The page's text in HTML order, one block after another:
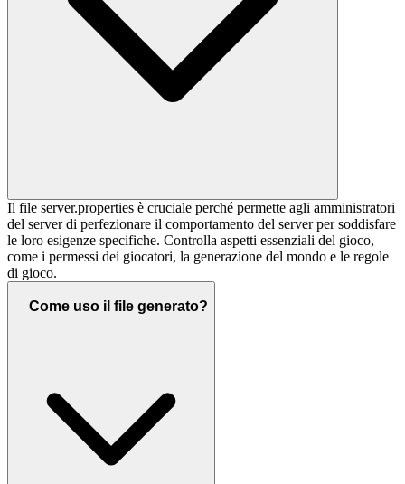
Il file server.properties è cruciale perché permette agli amministratori
del server di perfezionare il comportamento del server per soddisfare
le loro esigenze specifiche. Controlla aspetti essenziali del gioco,
come i permessi dei giocatori, la generazione del mondo e le regole
di gioco.
Come uso il file generato?